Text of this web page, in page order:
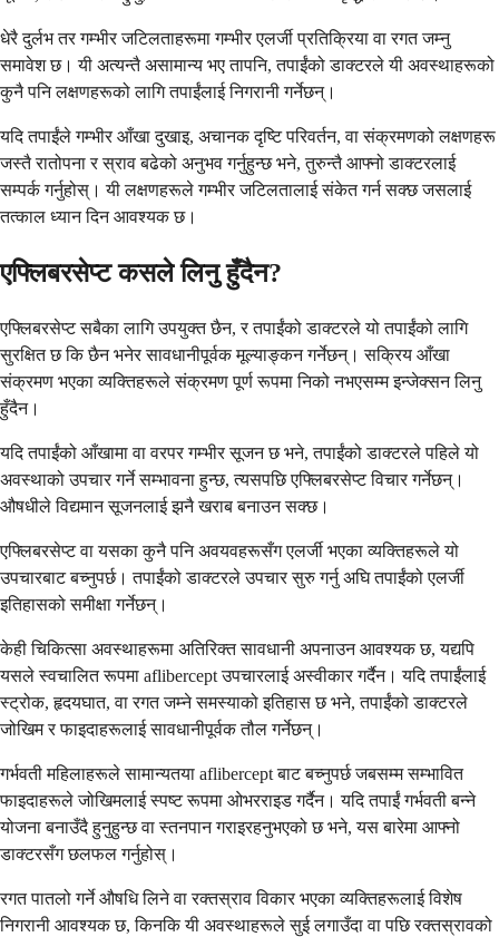
धेरै दुर्लभ तर गम्भीर जटिलताहरूमा गम्भीर एलर्जी प्रतिक्रिया वा रगत जम्नु
समावेश छ। यी अत्यन्तै असामान्य भए तापनि, तपाईंको डाक्टरले यी अवस्थाहरूको
कुनै पनि लक्षणहरूको लागि तपाईंलाई निगरानी गर्नेछन्।
यदि तपाईंले गम्भीर आँखा दुखाइ, अचानक दृष्टि परिवर्तन, वा संक्रमणको लक्षणहरू
जस्तै रातोपना र स्राव बढेको अनुभव गर्नुहुन्छ भने, तुरुन्तै आफ्नो डाक्टरलाई
सम्पर्क गर्नुहोस्। यी लक्षणहरूले गम्भीर जटिलतालाई संकेत गर्न सक्छ जसलाई
तत्काल ध्यान दिन आवश्यक छ।
एफ्लिबरसेप्ट कसले लिनु हुँदैन?
एफ्लिबरसेप्ट सबैका लागि उपयुक्त छैन, र तपाईंको डाक्टरले यो तपाईंको लागि
सुरक्षित छ कि छैन भनेर सावधानीपूर्वक मूल्याङ्कन गर्नेछन्। सक्रिय आँखा
संक्रमण भएका व्यक्तिहरूले संक्रमण पूर्ण रूपमा निको नभएसम्म इन्जेक्सन लिनु
हुँदैन।
यदि तपाईंको आँखामा वा वरपर गम्भीर सूजन छ भने, तपाईंको डाक्टरले पहिले यो
अवस्थाको उपचार गर्ने सम्भावना हुन्छ, त्यसपछि एफ्लिबरसेप्ट विचार गर्नेछन्।
औषधीले विद्यमान सूजनलाई झनै खराब बनाउन सक्छ।
एफ्लिबरसेप्ट वा यसका कुनै पनि अवयवहरूसँग एलर्जी भएका व्यक्तिहरूले यो
उपचारबाट बच्नुपर्छ। तपाईंको डाक्टरले उपचार सुरु गर्नु अघि तपाईंको एलर्जी
इतिहासको समीक्षा गर्नेछन्।
केही चिकित्सा अवस्थाहरूमा अतिरिक्त सावधानी अपनाउन आवश्यक छ, यद्यपि
यसले स्वचालित रूपमा aflibercept उपचारलाई अस्वीकार गर्दैन। यदि तपाईंलाई
स्ट्रोक, हृदयघात, वा रगत जम्ने समस्याको इतिहास छ भने, तपाईंको डाक्टरले
जोखिम र फाइदाहरूलाई सावधानीपूर्वक तौल गर्नेछन्।
गर्भवती महिलाहरूले सामान्यतया aflibercept बाट बच्नुपर्छ जबसम्म सम्भावित
फाइदाहरूले जोखिमलाई स्पष्ट रूपमा ओभरराइड गर्दैन। यदि तपाईं गर्भवती बन्ने
योजना बनाउँदै हुनुहुन्छ वा स्तनपान गराइरहनुभएको छ भने, यस बारेमा आफ्नो
डाक्टरसँग छलफल गर्नुहोस्।
रगत पातलो गर्ने औषधि लिने वा रक्तस्राव विकार भएका व्यक्तिहरूलाई विशेष
निगरानी आवश्यक छ, किनकि यी अवस्थाहरूले सुई लगाउँदा वा पछि रक्तस्रावको